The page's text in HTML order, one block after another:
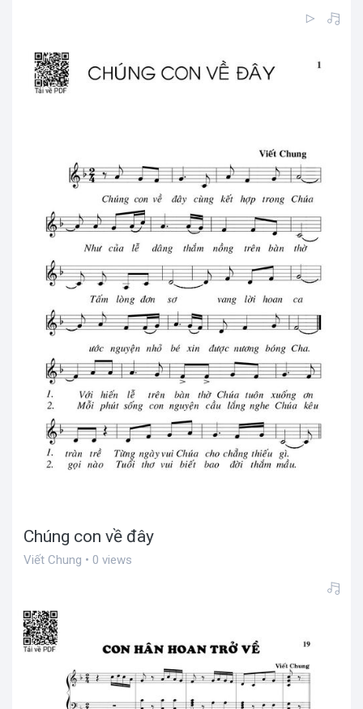
Chúng con về đây
Viết Chung • 0 views